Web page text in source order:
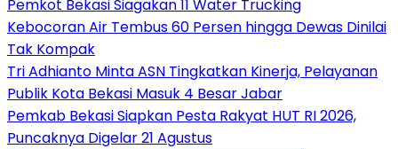
Pemkot Bekasi Siagakan 11 Water Trucking
Kebocoran Air Tembus 60 Persen hingga Dewas Dinilai
Tak Kompak
Tri Adhianto Minta ASN Tingkatkan Kinerja, Pelayanan
Publik Kota Bekasi Masuk 4 Besar Jabar
Pemkab Bekasi Siapkan Pesta Rakyat HUT RI 2026,
Puncaknya Digelar 21 Agustus